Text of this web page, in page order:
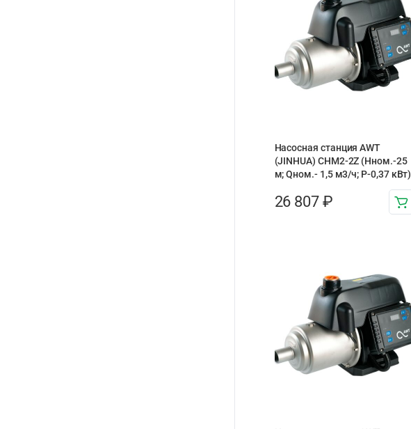
Насосная станция AWT
(JINHUA) CHM2-2Z (Hном.-25
м; Qном.- 1,5 м3/ч; P-0,37 кВт)
26 807₽